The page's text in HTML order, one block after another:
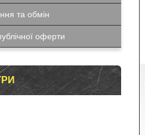
та обмін
оферти